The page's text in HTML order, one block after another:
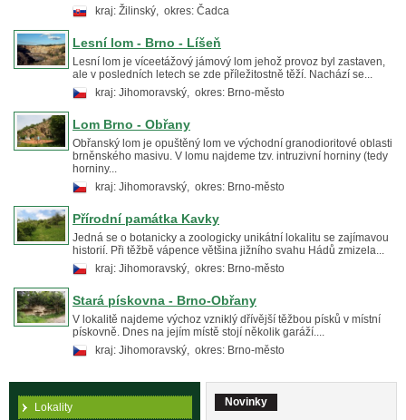
kraj: Žilinský, okres: Čadca
Lesní lom - Brno - Líšeň
Lesní lom je víceetážový jámový lom jehož provoz byl zastaven,
ale v posledních letech se zde příležitostně těží. Nachází se...
kraj: Jihomoravský, okres: Brno-město
Lom Brno - Obřany
Obřanský lom je opuštěný lom ve východní granodioritové oblasti
brněnského masivu. V lomu najdeme tzv. intruzivní horniny (tedy
horniny...
kraj: Jihomoravský, okres: Brno-město
Přírodní památka Kavky
Jedná se o botanicky a zoologicky unikátní lokalitu se zajímavou
historií. Při těžbě vápence většina jižního svahu Hádů zmizela...
kraj: Jihomoravský, okres: Brno-město
Stará pískovna - Brno-Obřany
V lokalitě najdeme výchoz vzniklý dřívější těžbou písků v místní
pískovně. Dnes na jejím místě stojí několik garáží....
kraj: Jihomoravský, okres: Brno-město
Novinky
Lokality